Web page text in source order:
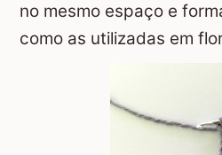
no mesmo espaço e
como as utilizadas em